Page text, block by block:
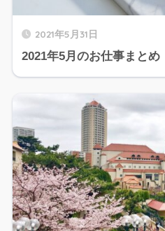
2021年5月31日
2021年5月のお仕事まとめ